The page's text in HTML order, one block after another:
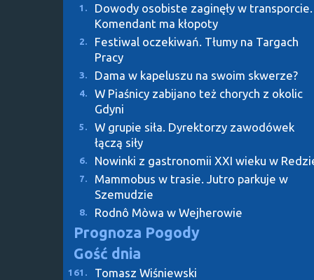
1.
Dowody osobiste zaginęły w transporcie.
Komendant ma kłopoty
2.
Festiwal oczekiwań. Tłumy na Targach
Pracy
3. Dama w kapeluszu na swoim skwerze?
4.
W Piaśnicy zabijano też chorych z okolic
Gdyni
5.
W grupie siła. Dyrektorzy zawodówek
łączą siły
6. Nowinki z gastronomii XXI wieku w
7.
Mammobus w trasie. Jutro parkuje w
Szemudzie
8. Rodnô Mòwa w Wejherowie
Prognoza Pogody
Gość dnia
161. Tomasz Wiśniewski